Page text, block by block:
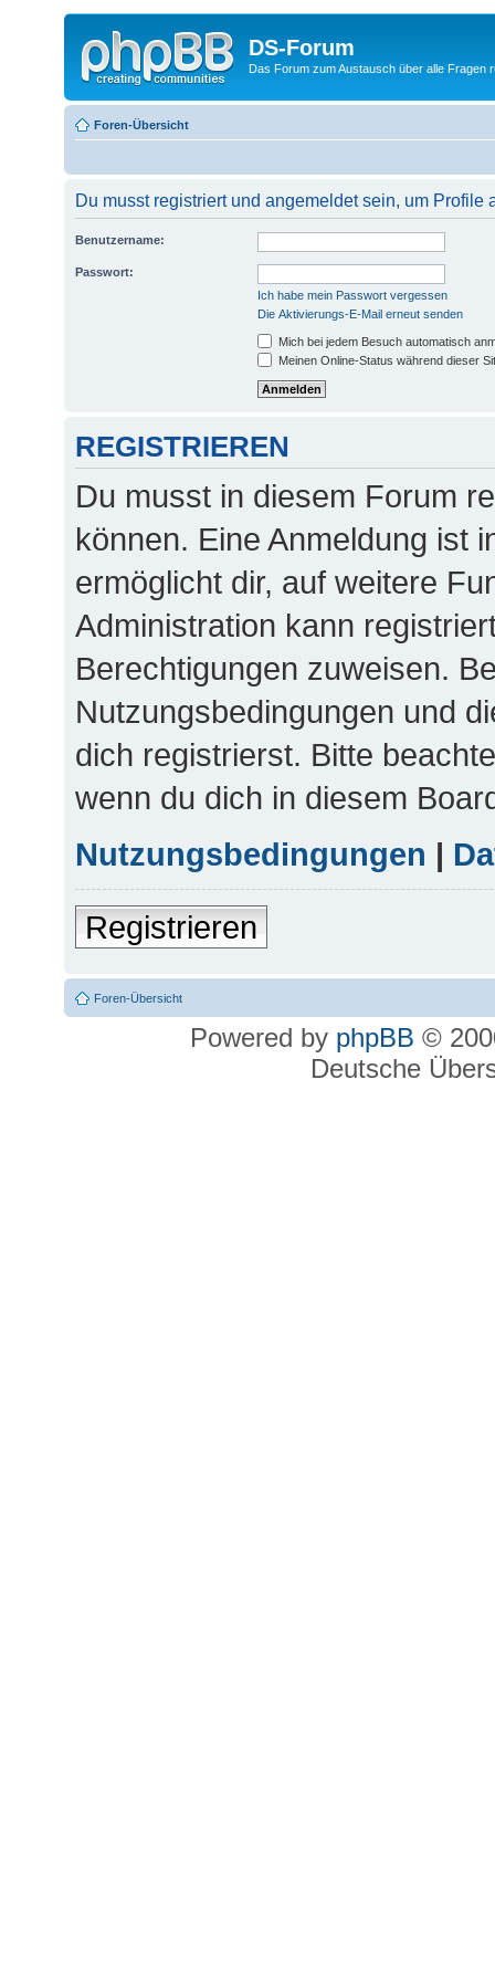
DS-Forum
Das Forum zum Austausch über alle Fragen
Foren-Übersicht
Du musst registriert und angemeldet sein, um Profile
Benutzername:
Passwort:
Ich habe mein Passwort vergessen
Die Aktivierungs-E-Mail erneut senden
Mich bei jedem Besuch automatisch
Meinen Online-Status während dieser
REGISTRIEREN
Du musst in diesem Forum
können. Eine Anmeldung ist
ermöglicht dir, auf weitere
Administration kann
Berechtigungen zuweisen.
Nutzungsbedingungen und
dich registrierst. Bitte
wenn du dich in diesem
Nutzungsbedingungen |
Registrieren
Foren-Übersicht
Powered by phpBB ©
Deutsche